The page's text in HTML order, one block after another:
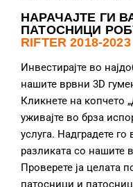
НАРАЧАЈТЕ ГИ
ПАТОСНИЦИ
RIFTER 2018-2023
Инвестирајте во
нашите врвни 3D
Кликнете на копчето
уживајте во брза
услуга. Надградете
разликата со нашите
Проверете ја целата
патосници и